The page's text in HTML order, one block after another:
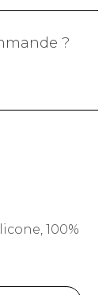
?
100%